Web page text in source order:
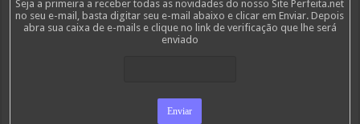
Seja a primeira a receber todas as novidades do nosso Site Perfeita.net
no seu e-mail, basta digitar seu e-mail abaixo e clicar em Enviar. Depois
abra sua caixa de e-mails e clique no link de verificação que lhe será
enviado